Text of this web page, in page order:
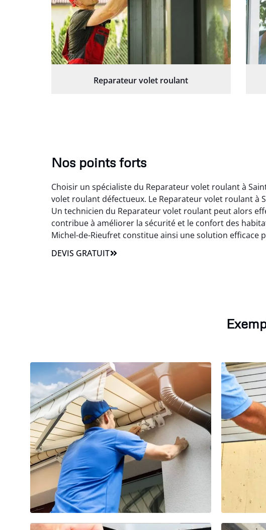
Reparateur volet roulant
Nos points forts
Choisir un spécialiste du Reparateur volet roulant à
volet roulant défectueux. Le Reparateur volet roulant à
Un technicien du Reparateur volet roulant peut alors
contribue à améliorer la sécurité et le confort des
Michel-de-Rieufret constitue ainsi une solution
DEVIS GRATUIT